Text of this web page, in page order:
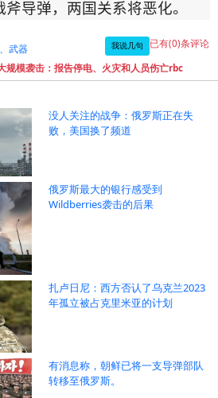
斧导弹，两国关系将恶化。
武器 我说几句 已有(0)条评论
规模袭击：报告停电、火灾和人员伤亡rbc
没人关注的战争：俄罗斯正在失
败，美国换了频道
俄罗斯最大的银行感受到
Wildberries袭击的后果
扎卢日尼：西方否认了乌克兰2023
年孤立被占克里米亚的计划
有消息称，朝鲜已将一支导弹部队
转移至俄罗斯。